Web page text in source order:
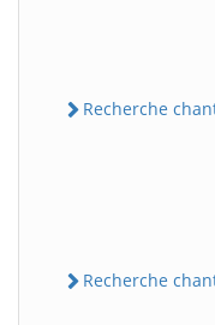
Recherche
Recherche